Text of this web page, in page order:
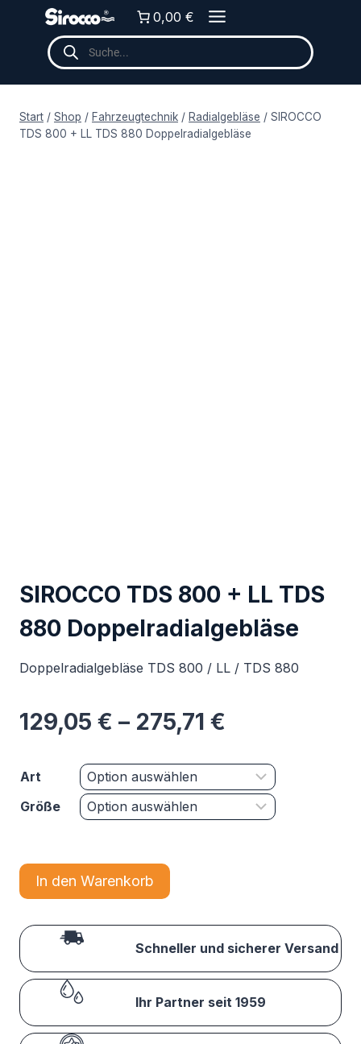
springen
0,00 €
Products
search
Start / Shop / Fahrzeugtechnik / Radialgebläse / SIROCCO
TDS 800 + LL TDS 880 Doppelradialgebläse
SIROCCO TDS 800 + LL TDS
880 Doppelradialgebläse
Doppelradialgebläse TDS 800 / LL / TDS 880
129,05 € – 275,71 €
Art
Größe
In den Warenkorb
Schneller und sicherer Versand
Ihr Partner seit 1959